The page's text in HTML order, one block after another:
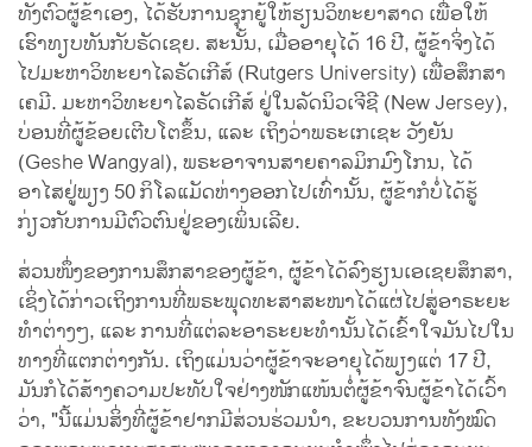
ທັງຕົວຜູ້ຂ້າເອງ, ໄດ້ຮັບການຊຸກຍູ້ໃຫ້ຮຽນວິທະຍາສາດ ເພື່ອໃຫ້
ເຮົາທຽບທັນກັບຣັດເຊຍ. ສະນັ້ນ, ເມື່ອອາຍຸໄດ້ 16 ປີ, ຜູ້ຂ້າຈິ່ງໄດ້
ໄປມະຫາວິທະຍາໄລຣັດເກີສ໌ (Rutgers University) ເພື່ອສຶກສາ
ເຄມີ. ມະຫາວິທະຍາໄລຣັດເກີສ໌ ຢູ່ໃນລັດນິວເຈີຊີ (New Jersey),
ບ່ອນທີ່ຜູ້ຂ້ອຍເຕີບໂຕຂຶ້ນ, ແລະ ເຖິງວ່າພຣະເກເຊະ ວັງຍັນ
(Geshe Wangyal), ພຣະອາຈານສາຍຄາລມິກມົງໂກນ, ໄດ້
ອາໄສຢູ່ພຽງ 50 ກິໂລແມັດຫ່າງອອກໄປເທົ່ານັ້ນ, ຜູ້ຂ້າກໍບໍ່ໄດ້ຮູ້
ກ່ຽວກັບການມີຕົວຕົນຢູ່ຂອງເພິ່ນເລີຍ.
ສ່ວນໜຶ່ງຂອງການສຶກສາຂອງຜູ້ຂ້າ, ຜູ້ຂ້າໄດ້ລົງຮຽນເອເຊຍສຶກສາ,
ເຊິ່ງໄດ້ກ່າວເຖິງການທີ່ພຣະພຸດທະສາສະໜາໄດ້ແຜ່ໄປສູ່ອາຣະຍະ
ທໍາຕ່າງໆ, ແລະ ການທີ່ແຕ່ລະອາຣະຍະທໍານັ້ນໄດ້ເຂົ້າໃຈມັນໄປໃນ
ທາງທີ່ແຕກຕ່າງກັນ. ເຖິງແມ່ນວ່າຜູ້ຂ້າຈະອາຍຸໄດ້ພຽງແຕ່ 17 ປີ,
ມັນກໍໄດ້ສ້າງຄວາມປະທັບໃຈຢ່າງໜັກແໜ້ນຕໍ່ຜູ້ຂ້າຈົນຜູ້ຂ້າໄດ້ເວົ້າ
ວ່າ, "ນີ້ແມ່ນສິ່ງທີ່ຜູ້ຂ້າຢາກມີສ່ວນຮ່ວມນຳ, ຂະບວນການທັງໝົດ